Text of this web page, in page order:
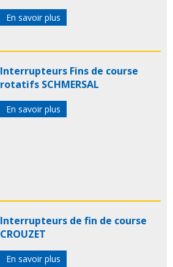
En savoir plus
Interrupteurs Fins de course
rotatifs SCHMERSAL
En savoir plus
Interrupteurs de fin de course
CROUZET
En savoir plus